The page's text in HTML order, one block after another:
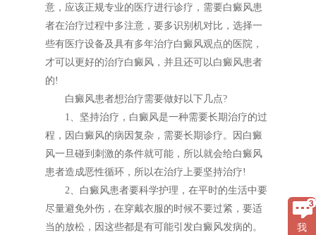
意，应该正规专业的医疗进行诊疗，需要白癜风患
者在治疗过程中多注意，要多识别机对比，选择一
些有医疗设备及具有多年治疗白癜风观点的医院，
才可以更好的治疗白癜风，并且还可以白癜风患者
的!
白癜风患者想治疗需要做好以下几点?
1、坚持治疗，白癜风是一种需要长期治疗的过
程，因白癜风的病因复杂，需要长期诊疗。因白癜
风一旦碰到刺激的条件就可能，所以就会给白癜风
患者造成恶性循环，所以在治疗上要坚持治疗!
2、白癜风患者要科学护理，在平时的生活中要
尽量避免外伤，在穿戴衣服的时候不要过紧，要适
当的放松，因这些都是有可能引发白癜风发病的。
我